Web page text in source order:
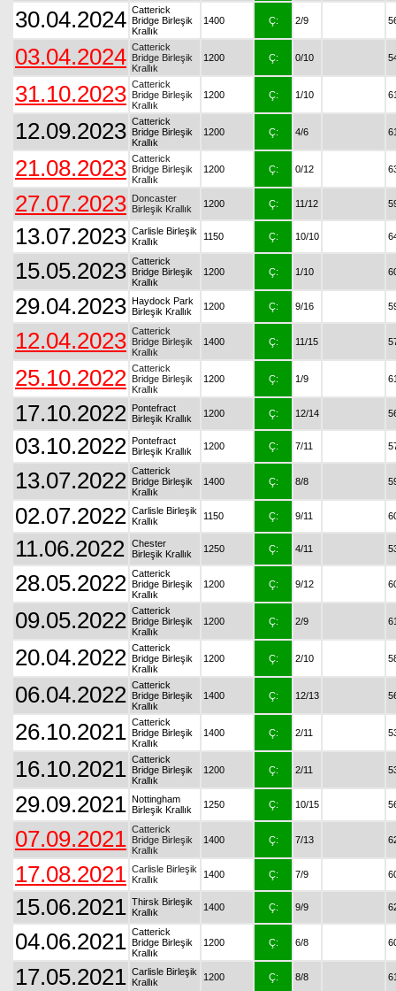
30.04.2024 Catterick
Bridge Birleşik
Krallık
1400 Ç: 2/9
03.04.2024 Catterick
Bridge Birleşik
Krallık
1200 Ç: 0/10
31.10.2023 Catterick
Bridge Birleşik
Krallık
1200 Ç: 1/10
12.09.2023 Catterick
Bridge Birleşik
Krallık
1200 Ç: 4/6
21.08.2023 Catterick
Bridge Birleşik
Krallık
1200 Ç: 0/12
27.07.2023 Doncaster
Birleşik Krallık
1200 Ç: 11/12
13.07.2023 Carlisle Birleşik
Krallık
1150 Ç: 10/10
15.05.2023 Catterick
Bridge Birleşik
Krallık
1200 Ç: 1/10
29.04.2023 Haydock Park
Birleşik Krallık
1200 Ç: 9/16
12.04.2023 Catterick
Bridge Birleşik
Krallık
1400 Ç: 11/15
25.10.2022 Catterick
Bridge Birleşik
Krallık
1200 Ç: 1/9
17.10.2022 Pontefract
Birleşik Krallık
1200 Ç: 12/14
03.10.2022 Pontefract
Birleşik Krallık
1200 Ç: 7/11
13.07.2022 Catterick
Bridge Birleşik
Krallık
1400 Ç: 8/8
02.07.2022 Carlisle Birleşik
Krallık
1150 Ç: 9/11
11.06.2022
Chester
Birleşik Krallık
1250 Ç: 4/11
28.05.2022 Catterick
Bridge Birleşik
Krallık
1200 Ç: 9/12
09.05.2022 Catterick
Bridge Birleşik
Krallık
1200 Ç: 2/9
20.04.2022 Catterick
Bridge Birleşik
Krallık
1200 Ç: 2/10
06.04.2022 Catterick
Bridge Birleşik
Krallık
1400 Ç: 12/13
26.10.2021 Catterick
Bridge Birleşik
Krallık
1400 Ç: 2/11
16.10.2021 Catterick
Bridge Birleşik
Krallık
1200 Ç: 2/11
29.09.2021 Nottingham
Birleşik Krallık
1250 Ç: 10/15
07.09.2021 Catterick
Bridge Birleşik
Krallık
1400 Ç: 7/13
17.08.2021 Carlisle Birleşik
Krallık
1400 Ç: 7/9
15.06.2021 Thirsk Birleşik
Krallık
1400 Ç: 9/9
04.06.2021 Catterick
Bridge Birleşik
Krallık
1200 Ç: 6/8
17.05.2021 Carlisle Birleşik
Krallık
1200 Ç: 8/8